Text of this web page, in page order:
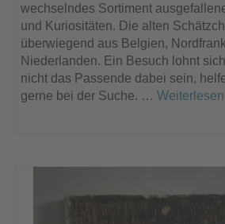
wechselndes Sortiment
und Kuriositäten. Die alten
überwiegend aus Belgien,
Niederlanden. Ein Besuch lohnt
nicht das Passende dabei sein,
gerne bei der Suche. … Weiterlesen